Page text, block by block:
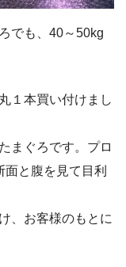
でも、40～50kg
１本買い付けまし
まぐろです。プロ
と腹を見て目利
、お客様のもとに